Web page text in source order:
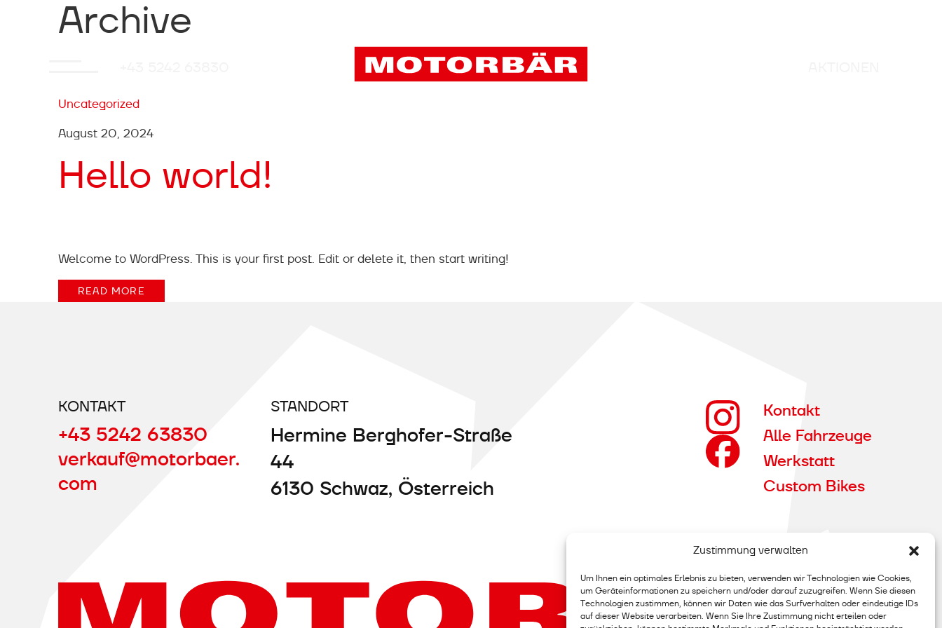
Zustimmung verwalten
Um Ihnen ein optimales Erlebnis zu bieten, verwenden wir Technologien wie Cookies,
um Geräteinformationen zu speichern und/oder darauf zuzugreifen. Wenn Sie diesen
Technologien zustimmen, können wir Daten wie das Surfverhalten oder eindeutige IDs
auf dieser Website verarbeiten. Wenn Sie Ihre Zustimmung nicht erteilen oder
main
content
Archive
Uncategorized
August 20, 2024
Hello world!
Welcome to WordPress. This is your first post. Edit or delete it, then start writing!
READ MORE
KONTAKT
+43 5242 63830
verkauf@motorbaer.
com
STANDORT
Hermine Berghofer-Straße
44
6130 Schwaz, Österreich
Kontakt
Alle Fahrzeuge
Werkstatt
Custom Bikes